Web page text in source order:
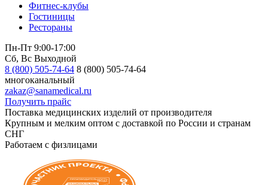
Фитнес-клубы
Гостиницы
Рестораны
Пн-Пт 9:00-17:00
Сб, Вс Выходной
8 (800) 505-74-64 8 (800) 505-74-64
многоканальный
zakaz@sanamedical.ru
Получить прайс
Поставка медицинских изделий от производителя
Крупным и мелким оптом с доставкой по России и странам
СНГ
Работаем с физлицами